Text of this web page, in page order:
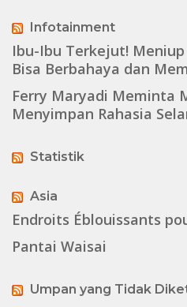
Infotainment
Ibu-Ibu Terkejut!
Bisa Berbahaya dan
Ferry Maryadi Meminta
Menyimpan Rahasia
Statistik
Asia
Endroits Éblouissants
Pantai Waisai
Umpan yang Tidak